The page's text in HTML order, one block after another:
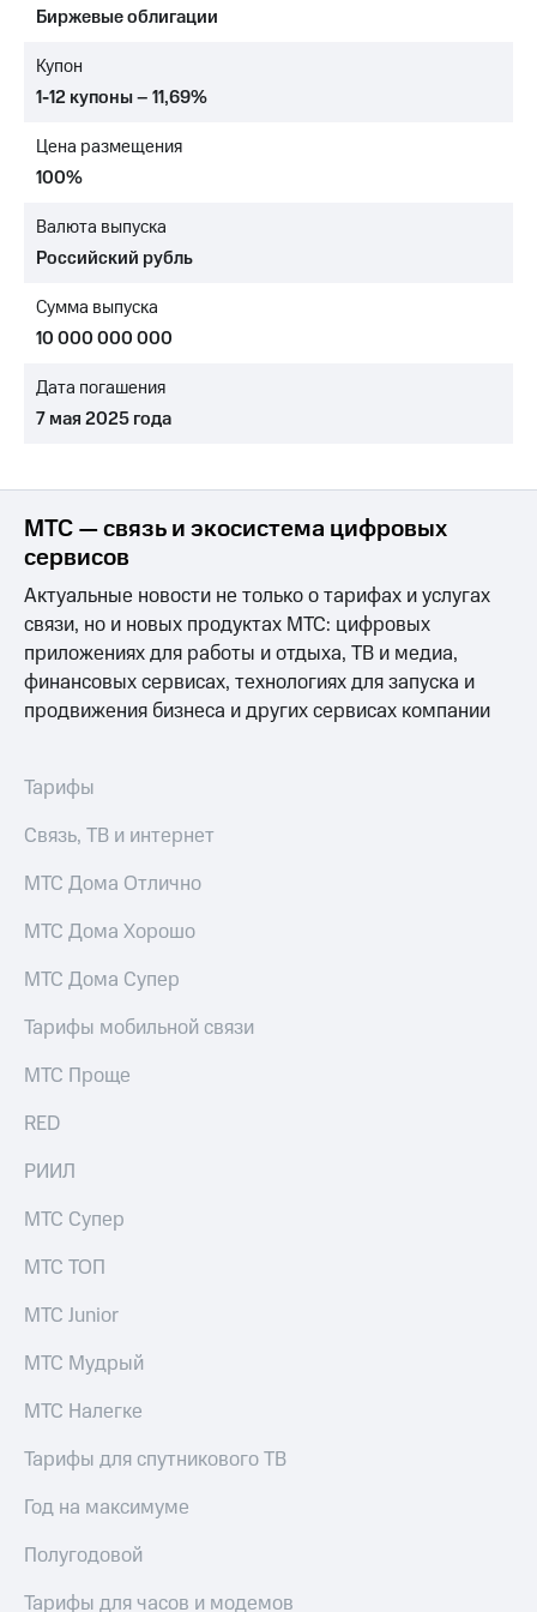
Достижения
Интервью
отчетность
Контакты
Новости
в
и акционерам
Корпоративное
Корпоративный
секретарь
Раскрытие
информации
Информация
акционерам
Документы
ПАО
"МТС"
Собрания
акционеров
капитал
и
Рынок
Описание
Программа
Порядок
выкупа
Описание
Уведомление
погашении
облигаций
Реквизиты
Контакты
развитие
На главную
Биржевые облигации
Купон
1-12 купоны – 11,69%
Цена размещения
100%
Валюта выпуска
Российский рубль
Сумма выпуска
10 000 000 000
Дата погашения
7 мая 2025 года
МТС — связь и экосистема цифровых
сервисов
Актуальные новости не только о тарифах и услугах
связи, но и новых продуктах МТС: цифровых
приложениях для работы и отдыха, ТВ и медиа,
финансовых сервисах, технологиях для запуска и
продвижения бизнеса и других сервисах компании
Тарифы
Связь, ТВ и интернет
МТС Дома Отлично
МТС Дома Хорошо
МТС Дома Супер
Тарифы мобильной связи
МТС Проще
RED
РИИЛ
МТС Супер
МТС ТОП
МТС Junior
МТС Мудрый
МТС Налегке
Тарифы для спутникового ТВ
Год на максимуме
Полугодовой
Тарифы для часов и модемов